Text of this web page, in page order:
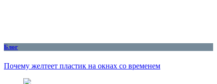
Блог
Почему желтеет пластик на окнах со временем